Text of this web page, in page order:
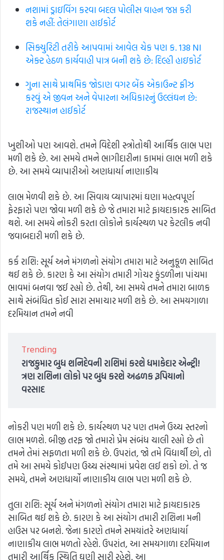
નશામાં ડ્રાઇવિંગ કરવા બદલ પોલીસ વાહન જપ્ત કરી
શકે નહીં: તેલંગાણા હાઈકોર્ટ
સિક્યુરિટી તરીકે આપવામાં આવેલ ચેક પણ ક. 138 NI
એક્ટ હેઠળ કાર્યવાહી પાત્ર બની શકે છે: દિલ્હી હાઇકોર્ટ
ગુના સાથે પ્રાથમિક જોડાણ વગર બેંક એકાઉન્ટ ફ્રીઝ
કરવું એ જીવન અને વેપારના અધિકારનું ઉલ્લંઘન છે:
રાજસ્થાન હાઈકોર્ટ
ખુશીઓ પણ આવશે. તમને વિદેશી સ્ત્રોતોથી આર્થિક લાભ પણ
મળી શકે છે. આ સમયે તમને ભાગીદારીના કામમાં લાભ મળી શકે
છે. આ સમયે વ્યાપારીઓ અણધાર્યા નાણાકીય
લાભ મેળવી શકે છે. આ સિવાય વ્યાપારમાં ઘણા મહત્વપૂર્ણ
ફેરફારો પણ જોવા મળી શકે છે જે તમારા માટે ફાયદાકારક સાબિત
થશે. આ સમયે નોકરી કરતા લોકોને કાર્યસ્થળ પર કેટલીક નવી
જવાબદારી મળી શકે છે.
કર્ક રાશિ: સૂર્ય અને મંગળનો સંયોગ તમારા માટે અનુકૂળ સાબિત
થઈ શકે છે. કારણ કે આ સંયોગ તમારી ગોચર કુંડળીના પાંચમા
ભાવમાં બનવા જઈ રહ્યો છે. તેથી, આ સમયે તમને તમારા બાળક
સાથે સંબંધિત કોઈ સારા સમાચાર મળી શકે છે. આ સમયગાળા
દરમિયાન તમને નવી
Trending
રાજકુમાર બુધ શનિદેવની રાશિમાં કરશે ધમાકેદાર એન્ટ્રી!
ત્રણ રાશિના લોકો પર બુધ કરશે અઢળક રૂપિયાનો
વરસાદ
નોકરી પણ મળી શકે છે. કાર્યસ્થળ પર પણ તમને ઉચ્ચ સ્તરનો
લાભ મળશે. બીજી તરફ જો તમારો પ્રેમ સંબંધ ચાલી રહ્યો છે તો
તમને તેમાં સફળતા મળી શકે છે. ઉપરાંત, જો તમે વિદ્યાર્થી છો, તો
તમે આ સમયે કોઈપણ ઉચ્ચ સંસ્થામાં પ્રવેશ લઈ શકો છો. તે જ
સમયે, તમને અણધાર્યો નાણાકીય લાભ પણ મળી શકે છે.
તુલા રાશિ: સૂર્ય અને મંગળનો સંયોગ તમારા માટે ફાયદાકારક
સાબિત થઈ શકે છે. કારણ કે આ સંયોગ તમારી રાશિના મની
હાઉસ પર બનશે. જેના કારણે તમને સમયાંતરે અણધાર્યા
નાણાકીય લાભ મળતો રહેશે. ઉપરાંત, આ સમયગાળા દરમિયાન
તમારી આર્થિક સ્થિતિ ઘણી સારી રહેશે. આ